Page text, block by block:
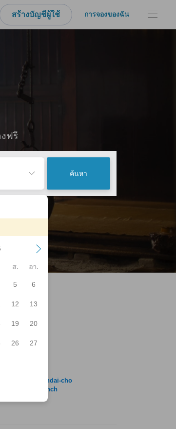
สร้างบัญชีผู้ใช้ การจองของฉัน
ฟรี
ค้นหา
ส. อา.
5 6
12 13
19 20
26 27
Hakodate Bandai-cho
Main Branch